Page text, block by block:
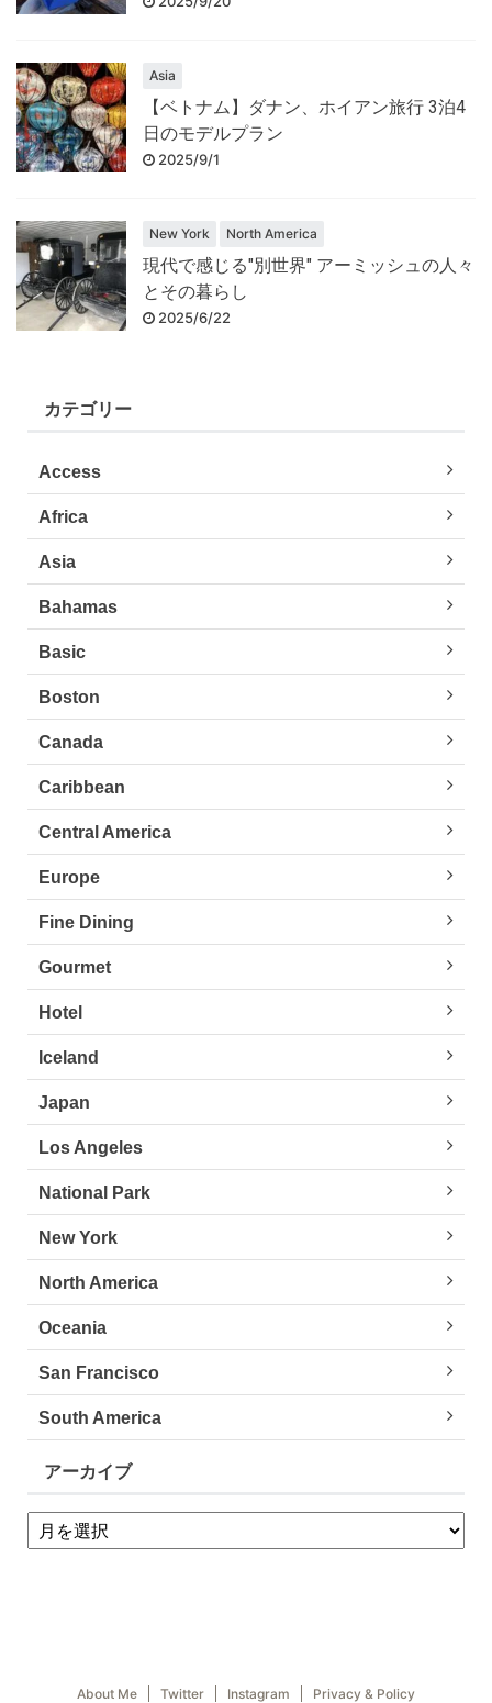
Asia
【ベトナム】ダナン、ホイアン旅行 3泊4
日のモデルプラン
2025/9/1
New York North America
現代で感じる"別世界" アーミッシュの人々
とその暮らし
2025/6/22
カテゴリー
Access
Africa
Asia
Bahamas
Basic
Boston
Canada
Caribbean
Central America
Europe
Fine Dining
Gourmet
Hotel
Iceland
Japan
Los Angeles
National Park
New York
North America
Oceania
San Francisco
South America
アーカイブ
About Me Twitter Instagram Privacy & Policy